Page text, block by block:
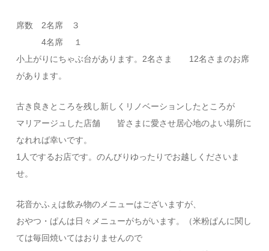
席数 2名席 ３
4名席 １
小上がりにちゃぶ台があります。2名さま 12名さまのお席
があります。
古き良きところを残し新しくリノベーションしたところが
マリアージュした店舗 皆さまに愛させ居心地のよい場所に
なれれば幸いです。
1人でするお店です。のんびりゆったりでお越しくださいま
せ。
花音かふぇは飲み物のメニューはございますが、
おやつ・ぱんは日々メニューがちがいます。（米粉ぱんに関し
ては毎回焼いてはおりませんので